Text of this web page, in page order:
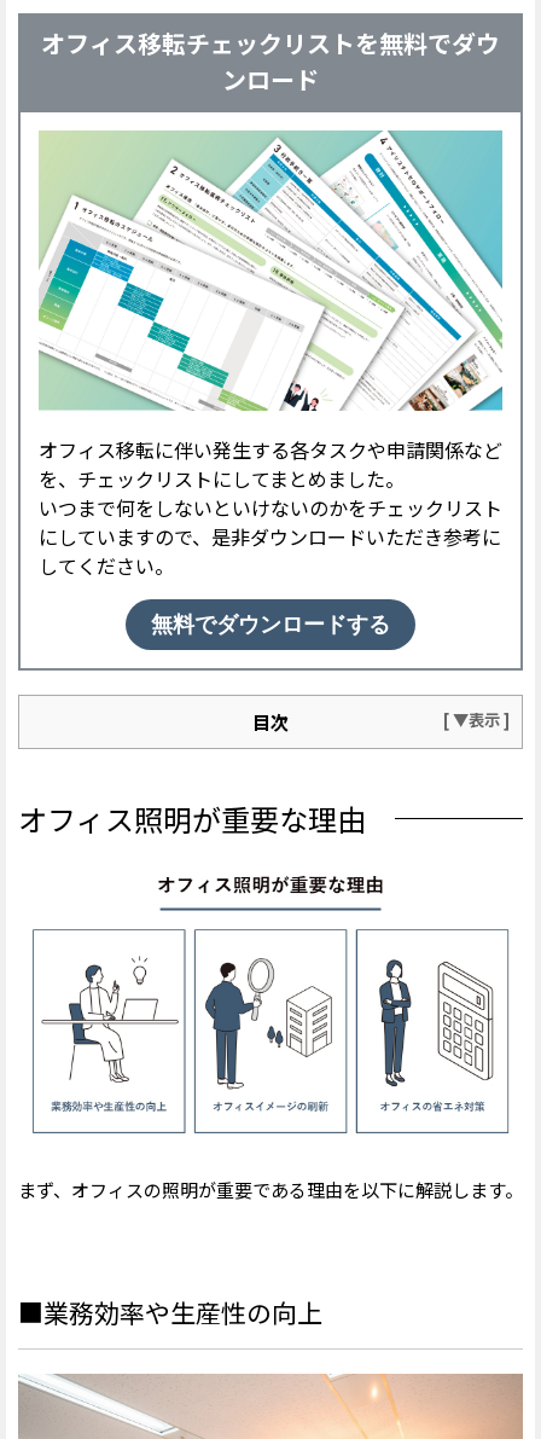
オフィス移転チェックリストを無料でダウ
ンロード
オフィス移転に伴い発生する各タスクや申請関係など
を、チェックリストにしてまとめました。
いつまで何をしないといけないのかをチェックリスト
にしていますので、是非ダウンロードいただき参考に
してください。
無料でダウンロードする
目次
■オフィスイメージの刷新
オフィス照明の４つの方式
全般照明方式
局部照明方式
局部的全般照明方式
オフィス照明器具の種類と設置場所
オフィス照明に適した明るさ（照度）の基準
オフィス照明の色合いの特徴
■1.照明の変更に必要な費用
■6.照明を扱う専門業者に適時相談
オフィスの照明変更を業者に依頼する方法
■現地調査が緻密で価格設定が明確な業者を選ぶ
■オフィスの照明の電気工事を依頼する流れ
オフィス照明が重要な理由
まず、オフィスの照明が重要である理由を以下に解説します。
■業務効率や生産性の向上